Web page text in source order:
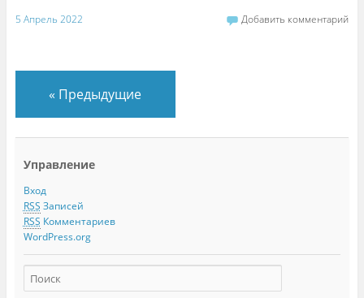
5 Апрель 2022 Добавить комментарий
« Предыдущие
Управление
Вход
RSS Записей
RSS Комментариев
WordPress.org